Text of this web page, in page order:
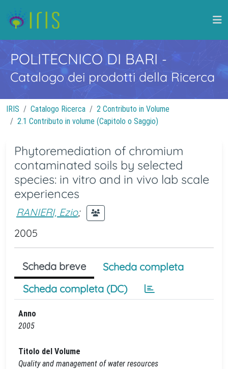
POLITECNICO DI BARI -
Catalogo dei prodotti della Ricerca
IRIS Catalogo Ricerca
2 Contributo in Volume
2.1 Contributo in volume (Capitolo o Saggio)
Phytoremediation of chromium
contaminated soils by selected
species: in vitro and in vivo lab scale
experiences
RANIERI, Ezio;
2005
Scheda breve
Scheda completa
Scheda completa (DC)
Anno
2005
Titolo del Volume
Quality and management of water resources